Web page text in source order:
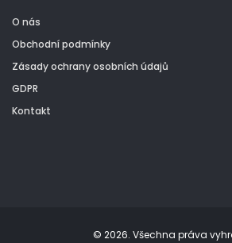
O nás
Obchodní podmínky
Zásady ochrany osobních údajů
GDPR
Kontakt
© 2026. Všechna práva